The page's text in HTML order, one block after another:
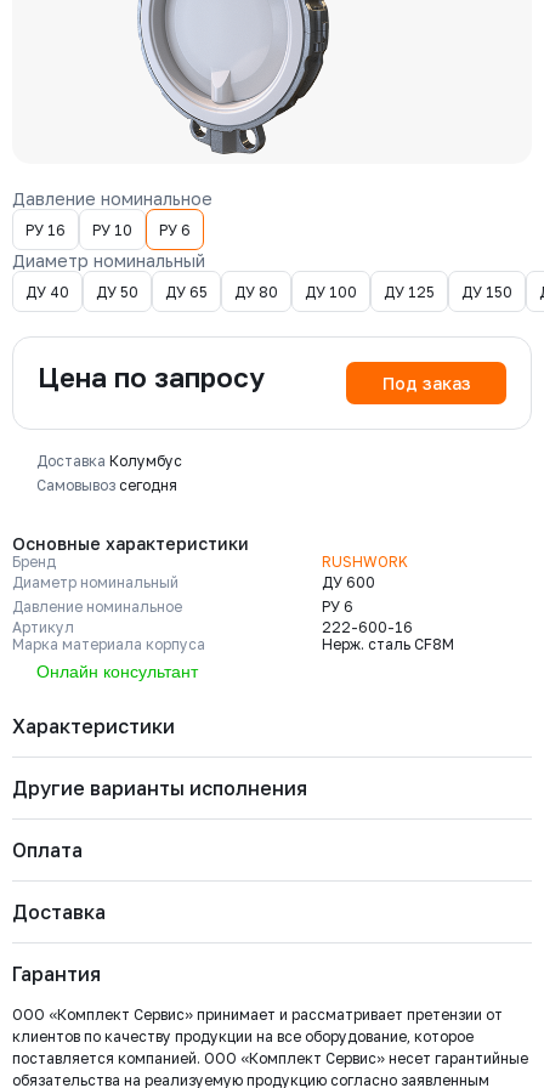
Давление номинальное
РУ 16 РУ 10 РУ 6
Диаметр номинальный
ДУ 40 ДУ 50 ДУ 65 ДУ 80 ДУ 100 ДУ 125 ДУ 150
Основные характеристики
Бренд
RUSHWORK
Диаметр номинальный
ДУ 600
Давление номинальное
РУ 6
Артикул
222-600-16
Марка материала корпуса
Нерж. сталь CF8M
Онлайн консультант
Цена по запросу Под заказ
Доставка Колумбус
Самовывоз сегодня
Характеристики
Бренд
Диаметр номинальный
ДУ 600
Артикул
запирающего элемента
Страна
Тип присоединения
Межфланцевый (PN16)
Тип управления
Тип арматуры
Другие варианты исполнения
Давление номинальное
Цена с НДС
366 033 ₽
222-100-16
Давление номинальное
РУ 16
Диаметр номинальный
ДУ 100
Наличие
Есть
Оплата
Важно: Отгрузка товара производится после 100%
оплаты и зачисления средств на расчетный счет
ООО «Комплект Сервис».
Доставка
Гарантия
ООО «Комплект Сервис» принимает и рассматривает претензии от
клиентов по качеству продукции на все оборудование, которое
поставляется компанией. ООО «Комплект Сервис» несет гарантийные
обязательства на реализуемую продукцию согласно заявленным